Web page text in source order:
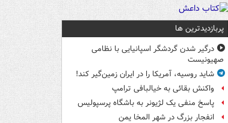
پربازدیدترین ها
درگیر شدن گردشگر اسپانیایی با نظامی
صهیونیست
شاید روسیه، آمریکا را در ایران زمین‌گیر کند!
واکنش بقائی به خیالبافی ترامپ
پاسخ منفی یک لژیونر به باشگاه پرسپولیس
انفجار بزرگ در شهر المخا یمن